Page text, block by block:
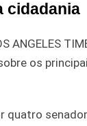
cidadania
ANGELES
os
quatro